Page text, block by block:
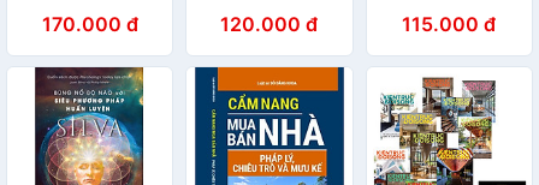
170.000 đ 120.000 đ 115.000 đ